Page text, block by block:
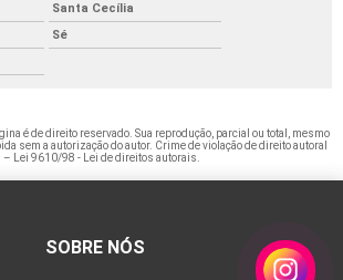
Santa Cecília
Sé
é de direito reservado. Sua reprodução, parcial ou total, mesmo
sem a autorização do autor. Crime de violação de direito autoral
– Lei 9610/98 - Lei de direitos autorais.
SOBRE NÓS